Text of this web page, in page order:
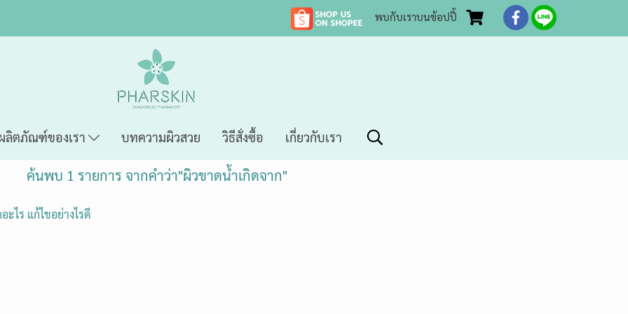
พบกับเราบนช้อปปี้
ลิตภัณฑ์ของเรา บทความผิวสวย วิธีสั่งซื้อ เกี่ยวกับเรา
ค้นพบ 1 รายการ จากคำว่า"ผิวขาดน้ำเกิดจาก"
ไร แก้ไขอย่างไรดี